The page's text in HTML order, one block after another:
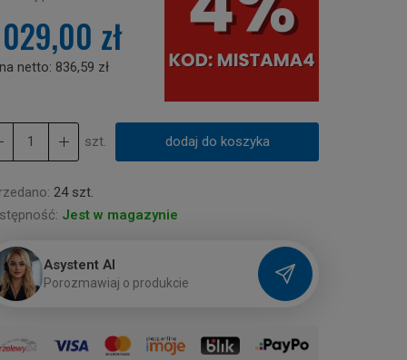
zł
netto: 836,59 zł
szt. dodaj do koszyka
24 szt.
Jest w magazynie
Asystent AI
Porozmawiaj o produkcie